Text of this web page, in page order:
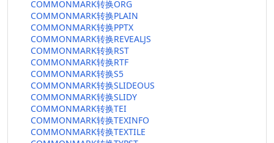
COMMONMARK转换ORG
COMMONMARK转换PLAIN
COMMONMARK转换PPTX
COMMONMARK转换REVEALJS
COMMONMARK转换RST
COMMONMARK转换RTF
COMMONMARK转换S5
COMMONMARK转换SLIDEOUS
COMMONMARK转换SLIDY
COMMONMARK转换TEI
COMMONMARK转换TEXINFO
COMMONMARK转换TEXTILE